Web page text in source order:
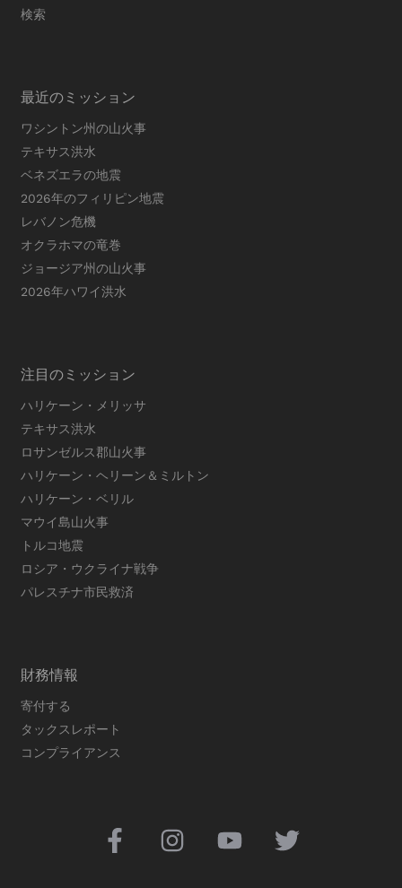
検索
最近のミッション
ワシントン州の山火事
テキサス洪水
ベネズエラの地震
2026年のフィリピン地震
レバノン危機
オクラホマの竜巻
ジョージア州の山火事
2026年ハワイ洪水
注目のミッション
ハリケーン・メリッサ
テキサス洪水
ロサンゼルス郡山火事
ハリケーン・ヘリーン＆ミルトン
ハリケーン・ベリル
マウイ島山火事
トルコ地震
ロシア・ウクライナ戦争
パレスチナ市民救済
財務情報
寄付する
タックスレポート
コンプライアンス